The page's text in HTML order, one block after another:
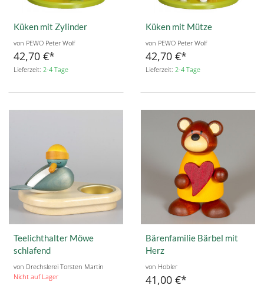
Küken mit Zylinder
von PEWO Peter Wolf
42,70 €
Lieferzeit: 2-4 Tage
Küken mit Mütze
von PEWO Peter Wolf
42,70 €
Lieferzeit: 2-4 Tage
Teelichthalter Möwe
schlafend
von Drechslerei Torsten Martin
Nicht auf Lager
Bärenfamilie Bärbel mit
Herz
von Hobler
41,00 €